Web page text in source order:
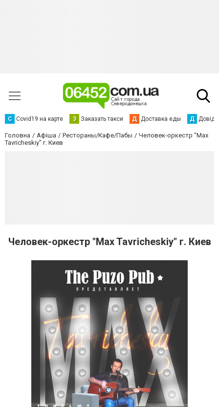
С Сovid19 на карте З Заказать такси Д Доставка еды Д
Головна Афіша Рестораны/Кафе/Пабы
Человек-оркестр "Max
Tavricheskiy" г. Киев
Человек-оркестр "Max Tavricheskiy" г. Киев